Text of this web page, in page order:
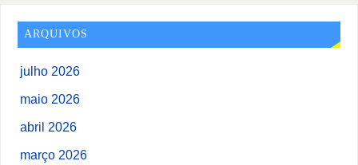
ARQUIVOS
julho 2026
maio 2026
abril 2026
março 2026